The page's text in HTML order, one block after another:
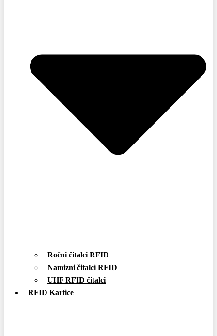
Ročni čitalci RFID
Namizni čitalci RFID
UHF RFID čitalci
RFID Kartice